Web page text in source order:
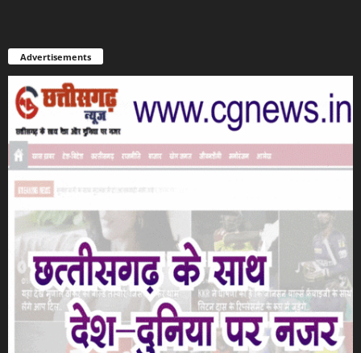
Advertisements